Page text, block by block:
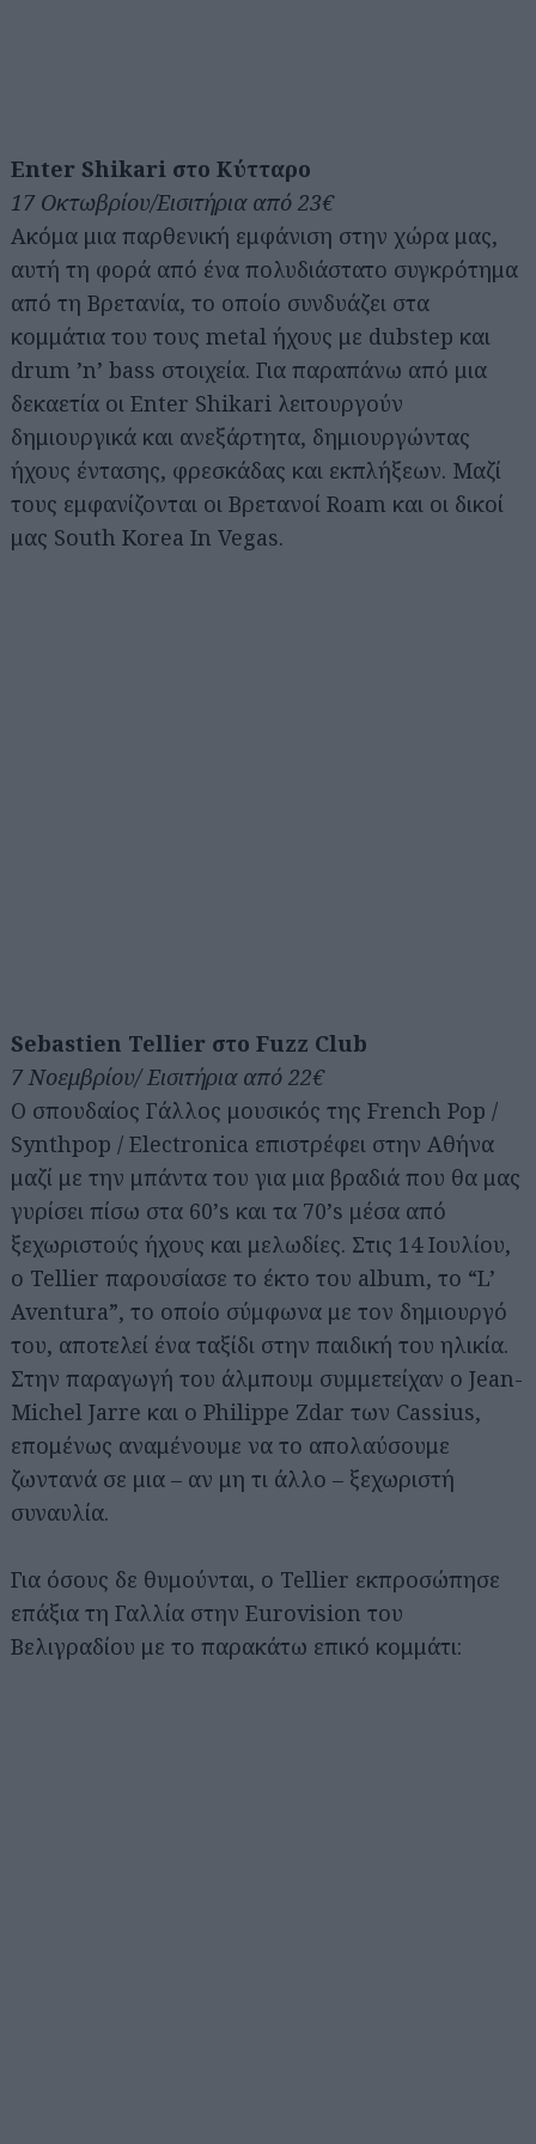
Enter Shikari στο Κύτταρο
17 Οκτωβρίου/Εισιτήρια από 23€
Ακόμα μια παρθενική εμφάνιση στην χώρα μας,
αυτή τη φορά από ένα πολυδιάστατο συγκρότημα
από τη Βρετανία, το οποίο συνδυάζει στα
κομμάτια του τους metal ήχους με dubstep και
drum ’n’ bass στοιχεία. Για παραπάνω από μια
δεκαετία οι Enter Shikari λειτουργούν
δημιουργικά και ανεξάρτητα, δημιουργώντας
ήχους έντασης, φρεσκάδας και εκπλήξεων. Μαζί
τους εμφανίζονται οι Βρετανοί Roam και οι δικοί
μας South Korea In Vegas.
Sebastien Tellier στο Fuzz Club
7 Νοεμβρίου/ Εισιτήρια από 22€
Ο σπουδαίος Γάλλος μουσικός της French Pop /
Synthpop / Electronica επιστρέφει στην Αθήνα
μαζί με την μπάντα του για μια βραδιά που θα μας
γυρίσει πίσω στα 60’s και τα 70’s μέσα από
ξεχωριστούς ήχους και μελωδίες. Στις 14 Ιουλίου,
ο Tellier παρουσίασε το έκτο του album, το “L’
Aventura”, το οποίο σύμφωνα με τον δημιουργό
του, αποτελεί ένα ταξίδι στην παιδική του ηλικία.
Στην παραγωγή του άλμπουμ συμμετείχαν ο Jean-
Michel Jarre και ο Philippe Zdar των Cassius,
επομένως αναμένουμε να το απολαύσουμε
ζωντανά σε μια – αν μη τι άλλο – ξεχωριστή
συναυλία.
Για όσους δε θυμούνται, ο Tellier εκπροσώπησε
επάξια τη Γαλλία στην Eurovision του
Βελιγραδίου με το παρακάτω επικό κομμάτι: